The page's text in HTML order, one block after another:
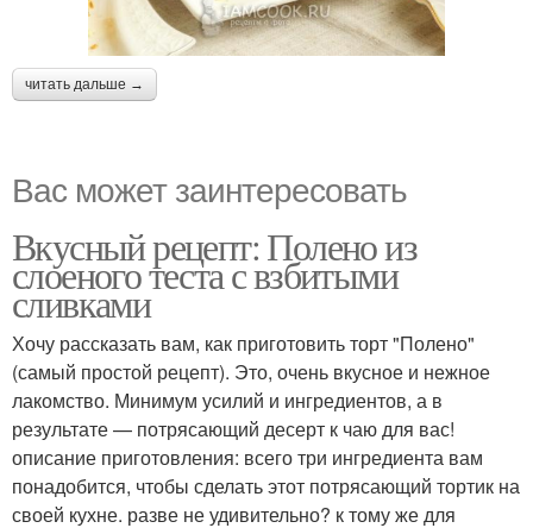
читать дальше →
Вас может заинтересовать
Вкусный рецепт: Полено из
слоеного теста с взбитыми
сливками
Хочу рассказать вам, как приготовить торт "Полено"
(самый простой рецепт). Это, очень вкусное и нежное
лакомство. Минимум усилий и ингредиентов, а в
результате — потрясающий десерт к чаю для вас!
описание приготовления: всего три ингредиента вам
понадобится, чтобы сделать этот потрясающий тортик на
своей кухне. разве не удивительно? к тому же для